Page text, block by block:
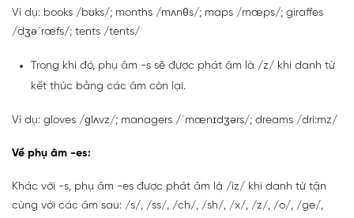
Ví dụ: books /bʊks/; months /mʌnθs/; maps /mæps/; giraffes
/dʒəˈræfs/; tents /tents/
Trong khi đó, phụ âm -s sẽ được phát âm là /z/ khi danh từ
kết thúc bằng các âm còn lại.
Ví dụ: gloves /ɡlʌvz/; managers /ˈmænɪdʒərs/; dreams /dri:mz/
Về phụ âm -es:
Khác với -s, phụ âm -es được phát âm là /iz/ khi danh từ tận
cùng với các âm sau: /s/, /ss/, /ch/, /sh/, /x/, /z/, /o/, /ge/,